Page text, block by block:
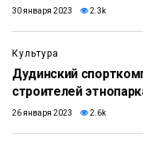
30 января 2023 2.3k
Культура
Дудинский
строителей
26 января 2023 2.6k